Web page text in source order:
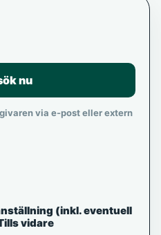
nu
via e-post eller extern
(inkl. eventuell
vidare